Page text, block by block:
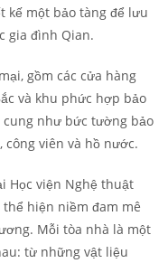
kế một bảo tàng để lưu
gia đình Qian.
gồm các cửa hàng
và khu phức hợp bảo
như bức tường bảo
viên và hồ nước.
Học viện Nghệ thuật
thể hiện niềm đam mê
Mỗi tòa nhà là một
từ những vật liệu